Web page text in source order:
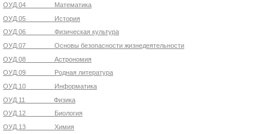
ОУД.04 Математика
ОУД.05 История
ОУД.06 Физическая культура
ОУД.07 Основы безопасности жизнедеятельности
ОУД.08 Астрономия
ОУД.09 Родная литература
ОУД.10 Информатика
ОУД.11 Физика
ОУД.12 Биология
ОУД.13 Химия